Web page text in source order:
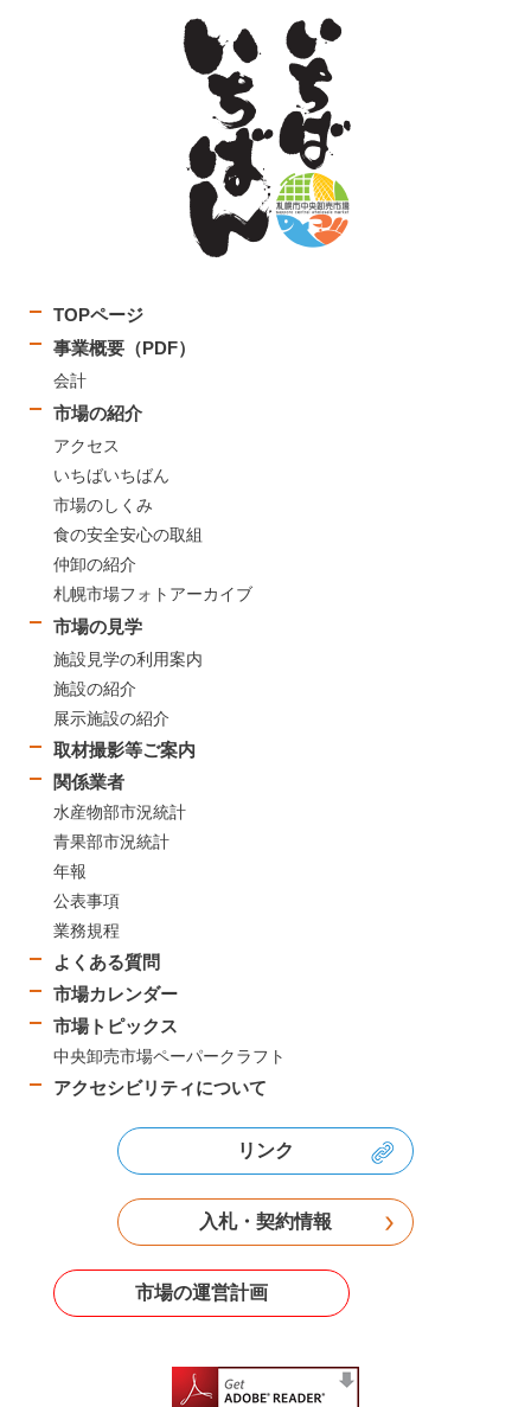
TOPページ
事業概要（PDF）
会計
市場の紹介
アクセス
いちばいちばん
市場のしくみ
食の安全安心の取組
仲卸の紹介
札幌市場フォトアーカイブ
市場の見学
施設見学の利用案内
施設の紹介
展示施設の紹介
取材撮影等ご案内
関係業者
水産物部市況統計
青果部市況統計
年報
公表事項
業務規程
よくある質問
市場カレンダー
市場トピックス
中央卸売市場ペーパークラフト
アクセシビリティについて
リンク
入札・契約情報
市場の運営計画